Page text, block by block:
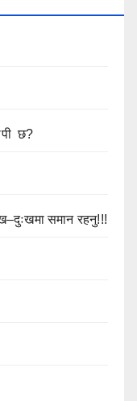
छ?
समान रहनु!!!